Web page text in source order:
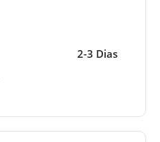
2-3 Dias